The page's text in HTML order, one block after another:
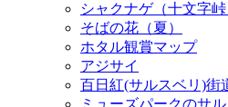
シャクナゲ（十文字峠
そばの花（夏）
ホタル観賞マップ
アジサイ
百日紅(サルスベリ)街
ミューズパークのサ